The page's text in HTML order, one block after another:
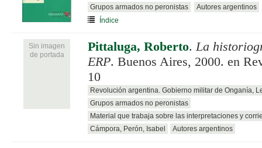
Grupos armados no peronistas
Autores argentinos
Índice
Sin imagen
de portada
Pittaluga, Roberto. La
ERP. Buenos Aires, 2000. en
10
Revolución argentina. Gobierno militar de Onganía,
Grupos armados no peronistas
Material que trabaja sobre las interpretaciones y
Cámpora, Perón, Isabel
Autores argentinos